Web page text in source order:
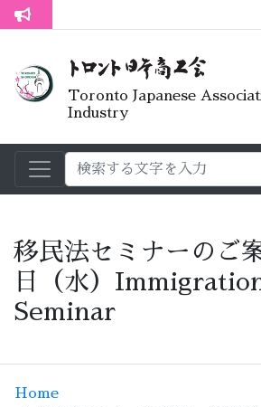
トロント生活不安疑問質問懇談会
Toronto Japanese
Industry
移民法セミナーのご
日（水）
Seminar
Home